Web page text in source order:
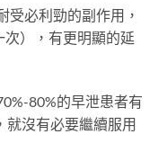
受必利勁的副作用，
），有更明顯的延
80%的早泄患者有
就沒有必要繼續服用